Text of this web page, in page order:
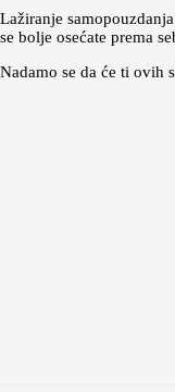
Lažiranje
se bolje osećate prema
Nadamo se da će ti ovih